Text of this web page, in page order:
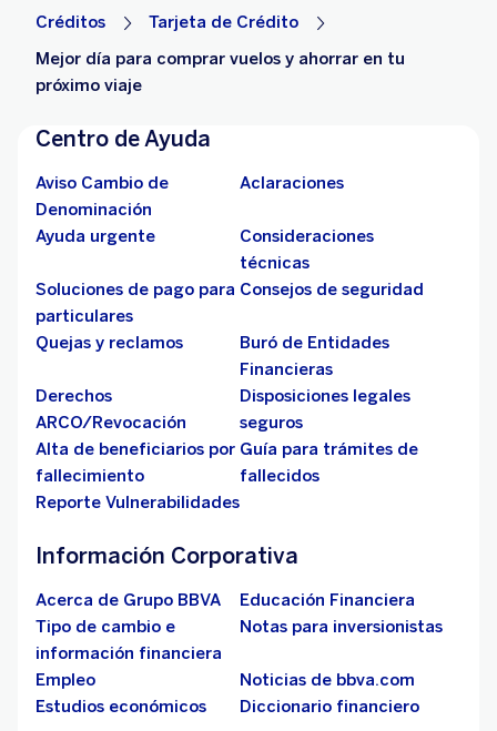
Créditos
Tarjeta de Crédito
Mejor día para comprar vuelos y ahorrar en tu
próximo viaje
Centro de Ayuda
Aviso Cambio de
Denominación
Aclaraciones
Ayuda urgente
Consideraciones
técnicas
Soluciones de pago para
particulares
Consejos de seguridad
Quejas y reclamos
Buró de Entidades
Financieras
Derechos
ARCO/Revocación
Disposiciones legales
seguros
Alta de beneficiarios por
fallecimiento
Guía para trámites de
fallecidos
Reporte Vulnerabilidades
Información Corporativa
Acerca de Grupo BBVA
Educación Financiera
Tipo de cambio e
información financiera
Notas para inversionistas
Empleo
Noticias de bbva.com
Estudios económicos
Diccionario financiero